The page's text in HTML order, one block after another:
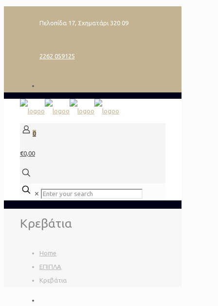
Πελοπίδα 17, Σχηματάρι 320 09
2262 059125
0
€0,00
✕
Κρεβάτια
Home
ΕΠΙΠΛΑ
Κρεβάτια